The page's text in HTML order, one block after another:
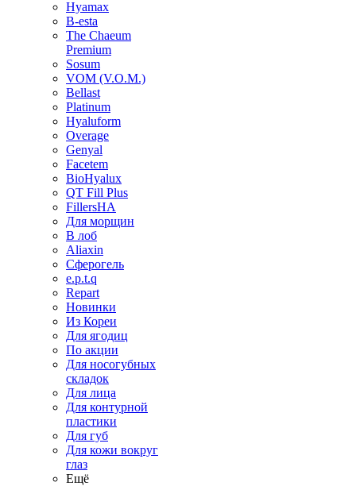
Hyamax
B-esta
The Chaeum
Premium
Sosum
VOM (V.O.M.)
Bellast
Platinum
Hyaluform
Overage
Genyal
Facetem
BioHyalux
QT Fill Plus
FillersHA
Для морщин
В лоб
Aliaxin
Сферогель
e.p.t.q
Repart
Новинки
Из Кореи
Для ягодиц
По акции
Для носогубных
складок
Для лица
Для контурной
пластики
Для губ
Для кожи вокруг
глаз
Ещё